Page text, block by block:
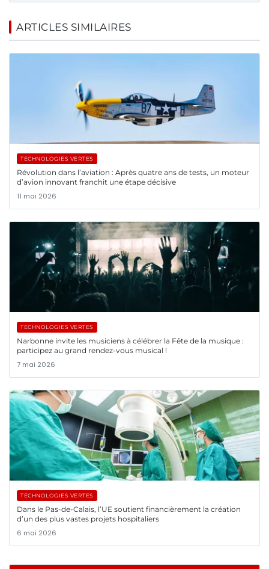
ARTICLES SIMILAIRES
TECHNOLOGIES VERTES
Révolution dans l’aviation : Après quatre ans de tests, un moteur
d’avion innovant franchit une étape décisive
11 mai 2026
TECHNOLOGIES VERTES
Narbonne invite les musiciens à célébrer la Fête de la musique :
participez au grand rendez-vous musical !
7 mai 2026
TECHNOLOGIES VERTES
Dans le Pas-de-Calais, l’UE soutient financièrement la création
d’un des plus vastes projets hospitaliers
6 mai 2026